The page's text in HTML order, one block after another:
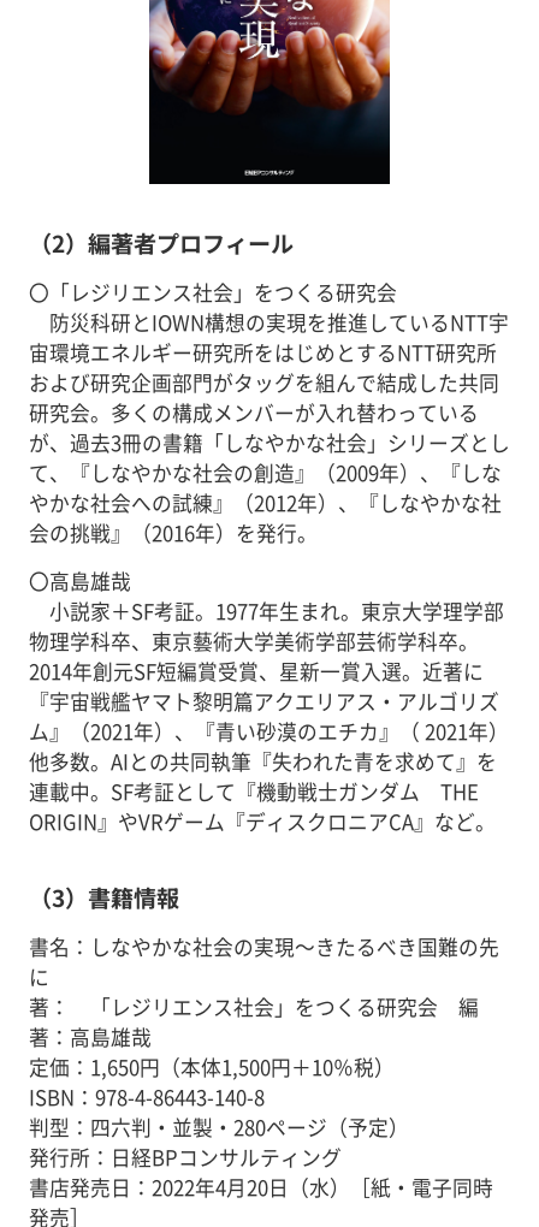
（2）編著者プロフィール
〇「レジリエンス社会」をつくる研究会
防災科研とIOWN構想の実現を推進しているNTT宇
宙環境エネルギー研究所をはじめとするNTT研究所
および研究企画部門がタッグを組んで結成した共同
研究会。多くの構成メンバーが入れ替わっている
が、過去3冊の書籍「しなやかな社会」シリーズとし
て、『しなやかな社会の創造』（2009年）、『しな
やかな社会への試練』（2012年）、『しなやかな社
会の挑戦』（2016年）を発行。
〇高島雄哉
小説家＋SF考証。1977年生まれ。東京大学理学部
物理学科卒、東京藝術大学美術学部芸術学科卒。
2014年創元SF短編賞受賞、星新一賞入選。近著に
『宇宙戦艦ヤマト黎明篇アクエリアス・アルゴリズ
ム』（2021年）、『青い砂漠のエチカ』（ 2021年）
他多数。AIとの共同執筆『失われた青を求めて』を
連載中。SF考証として『機動戦士ガンダム THE
ORIGIN』やVRゲーム『ディスクロニアCA』など。
（3）書籍情報
書名：しなやかな社会の実現～きたるべき国難の先
に
著： 「レジリエンス社会」をつくる研究会 編
著：高島雄哉
定価：1,650円（本体1,500円＋10％税）
ISBN：978-4-86443-140-8
判型：四六判・並製・280ページ（予定）
発行所：日経BPコンサルティング
書店発売日：2022年4月20日（水）［紙・電子同時
発売］